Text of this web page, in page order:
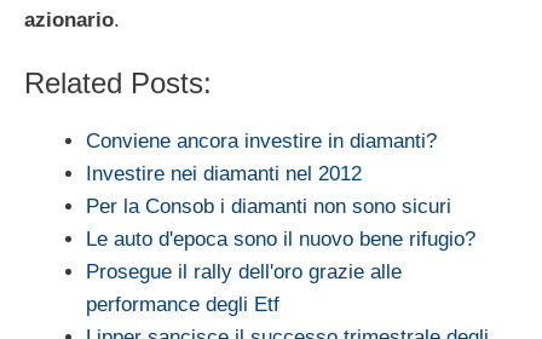
azionario.
Related Posts:
Conviene ancora investire in diamanti?
Investire nei diamanti nel 2012
Per la Consob i diamanti non sono sicuri
Le auto d'epoca sono il nuovo bene rifugio?
Prosegue il rally dell'oro grazie alle
performance degli Etf